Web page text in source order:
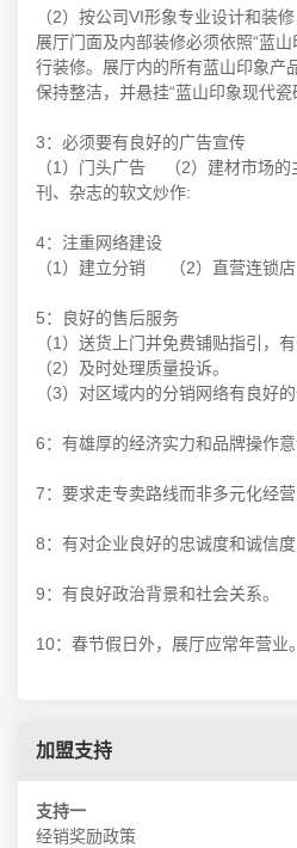
（2）按公司VI形象专业设计和装
展厅门面及内部装修必须依照“蓝
行装修。展厅内的所有蓝山印象产
保持整洁，并悬挂“蓝山印象现代瓷
3：必须要有良好的广告宣传
（1）门头广告 （2）建材市场
刊、杂志的软文炒作:
4：注重网络建设
（1）建立分销 （2）直营连锁
5：良好的售后服务
（1）送货上门并免费铺贴指引，
（2）及时处理质量投诉。
（3）对区域内的分销网络有良好
6：有雄厚的经济实力和品牌操作意
7：要求走专卖路线而非多元化经营
8：有对企业良好的忠诚度和诚信度
9：有良好政治背景和社会关系。
10：春节假日外，展厅应常年营业。
加盟支持
支持一
经销奖励政策